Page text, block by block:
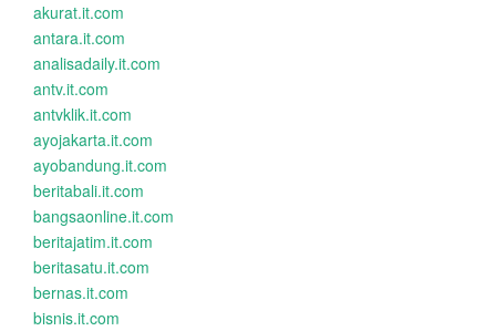
akurat.it.com
antara.it.com
analisadaily.it.com
antv.it.com
antvklik.it.com
ayojakarta.it.com
ayobandung.it.com
beritabali.it.com
bangsaonline.it.com
beritajatim.it.com
beritasatu.it.com
bernas.it.com
bisnis.it.com